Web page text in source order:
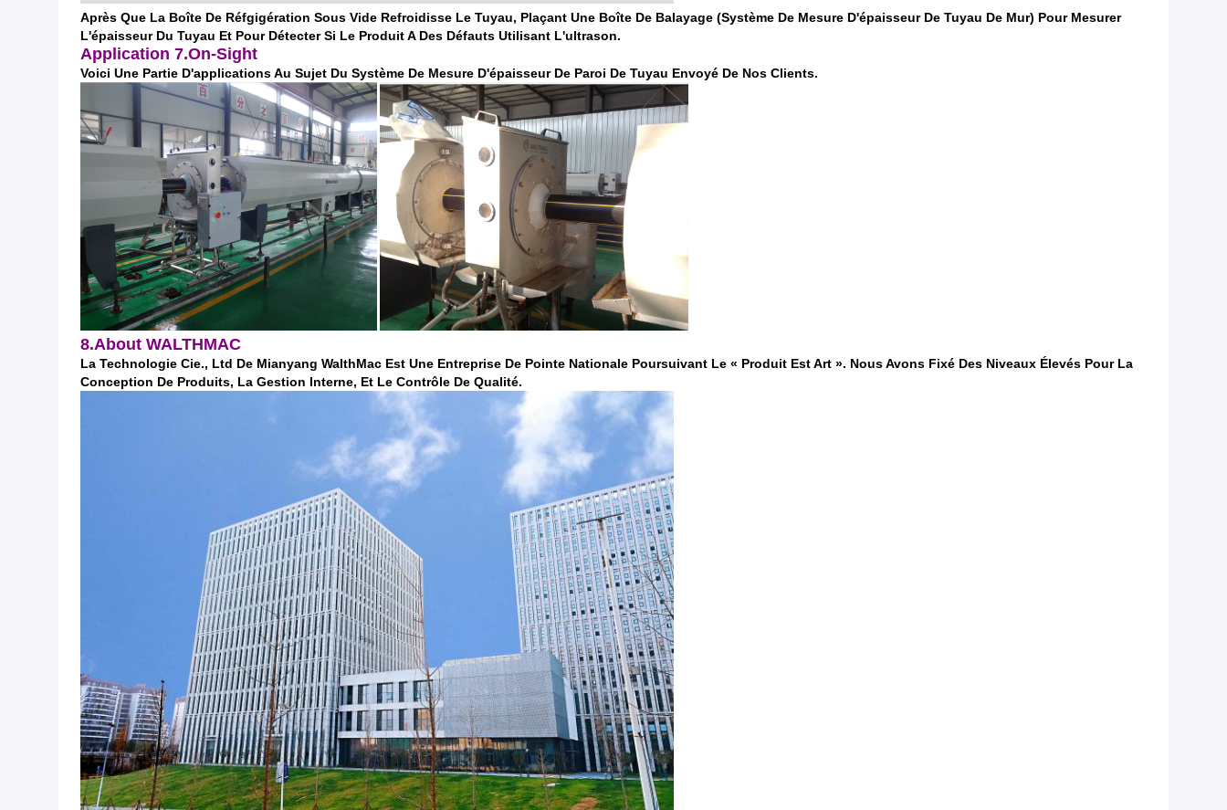
Après Que La Boîte De Réfgigération Sous Vide Refroidisse Le Tuyau, Plaçant Une Boîte De Balayage (système De Mesure D'épaisseur De Tuyau De Mur) Pour Mesurer
L'épaisseur Du Tuyau Et Pour Détecter Si Le Produit A Des Défauts Utilisant L'ultrason.
Application 7.On-Sight
Voici Une Partie D'applications Au Sujet Du Système De Mesure D'épaisseur De Paroi De Tuyau Envoyé De Nos Clients.
8.About WALTHMAC
La Technologie Cie., Ltd De Mianyang WalthMac Est Une Entreprise De Pointe Nationale Poursuivant Le « Produit Est Art ». Nous Avons Fixé Des Niveaux Élevés Pour La
Conception De Produits, La Gestion Interne, Et Le Contrôle De Qualité.